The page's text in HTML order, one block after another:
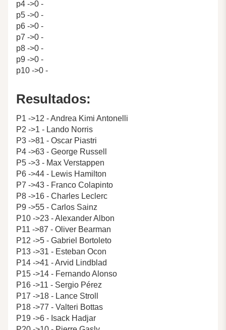
p4 ->0 -
p5 ->0 -
p6 ->0 -
p7 ->0 -
p8 ->0 -
p9 ->0 -
p10 ->0 -
Resultados:
P1 ->12 - Andrea Kimi Antonelli
P2 ->1 - Lando Norris
P3 ->81 - Oscar Piastri
P4 ->63 - George Russell
P5 ->3 - Max Verstappen
P6 ->44 - Lewis Hamilton
P7 ->43 - Franco Colapinto
P8 ->16 - Charles Leclerc
P9 ->55 - Carlos Sainz
P10 ->23 - Alexander Albon
P11 ->87 - Oliver Bearman
P12 ->5 - Gabriel Bortoleto
P13 ->31 - Esteban Ocon
P14 ->41 - Arvid Lindblad
P15 ->14 - Fernando Alonso
P16 ->11 - Sergio Pérez
P17 ->18 - Lance Stroll
P18 ->77 - Valteri Bottas
P19 ->6 - Isack Hadjar